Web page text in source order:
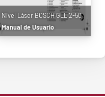
Nivel Láser BOSCH GLL 2-50
Manual de Usuario